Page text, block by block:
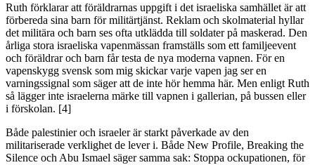
Ruth förklarar att föräldrarnas uppgift i det israeliska samhället är att
förbereda sina barn för militärtjänst. Reklam och skolmaterial hyllar
det militära och barn ses ofta utklädda till soldater på maskerad. Den
årliga stora israeliska vapenmässan framställs som ett familjeevent
och föräldrar och barn får testa de nya moderna vapnen. För en
vapenskygg svensk som mig skickar varje vapen jag ser en
varningssignal som säger att de inte hör hemma här. Men enligt Ruth
så lägger inte israelerna märke till vapnen i gallerian, på bussen eller
i förskolan. [4]
Både palestinier och israeler är starkt påverkade av den
militariserade verklighet de lever i. Både New Profile, Breaking the
Silence och Abu Ismael säger samma sak: Stoppa ockupationen, för